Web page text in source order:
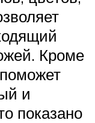
Кроме
и
показано